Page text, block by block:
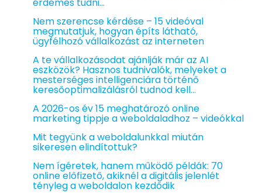
Nem szerencse kérdése – 15 videóval
megmutatjuk, hogyan építs látható,
ügyfélhozó vállalkozást az interneten
A te vállalkozásodat ajánlják már az AI
eszközök? Hasznos tudnivalók, melyeket a
mesterséges intelligenciára történő
keresőoptimalizálásról tudnod kell…
A 2026-os év 15 meghatározó online
marketing tippje a weboldaladhoz – videókkal
Mit tegyünk a weboldalunkkal miután
sikeresen elindítottuk?
Nem ígéretek, hanem működő példák: 70
online előfizető, akiknél a digitális jelenlét
tényleg a weboldalon kezdődik